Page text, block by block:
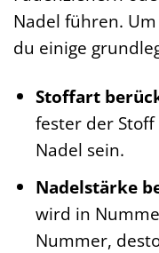
Nadel führen.
du einige
Stoffart
fester der
Nadel sein.
Nadelstärke
wird in
Nummer,